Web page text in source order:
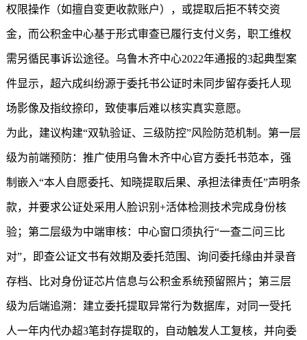
权限操作（如擅自变更收款账户），或提取后拒不转交资
金，而公积金中心基于形式审查已履行支付义务，职工维权
需另循民事诉讼途径。乌鲁木齐中心2022年通报的3起典型案
件显示，超六成纠纷源于委托书公证时未同步留存委托人现
场影像及指纹捺印，致使事后难以核实真实意愿。
为此，建议构建“双轨验证、三级防控”风险防范机制。第一层
级为前端预防：推广使用乌鲁木齐中心官方委托书范本，强
制嵌入“本人自愿委托、知晓提取后果、承担法律责任”声明条
款，并要求公证处采用人脸识别+活体检测技术完成身份核
验；第二层级为中端审核：中心窗口须执行“一查二问三比
对”，即查公证文书有效期及委托范围、询问委托缘由并录音
存档、比对身份证芯片信息与公积金系统预留照片；第三层
级为后端追溯：建立委托提取异常行为数据库，对同一受托
人一年内代办超3笔封存提取的，自动触发人工复核，并向委